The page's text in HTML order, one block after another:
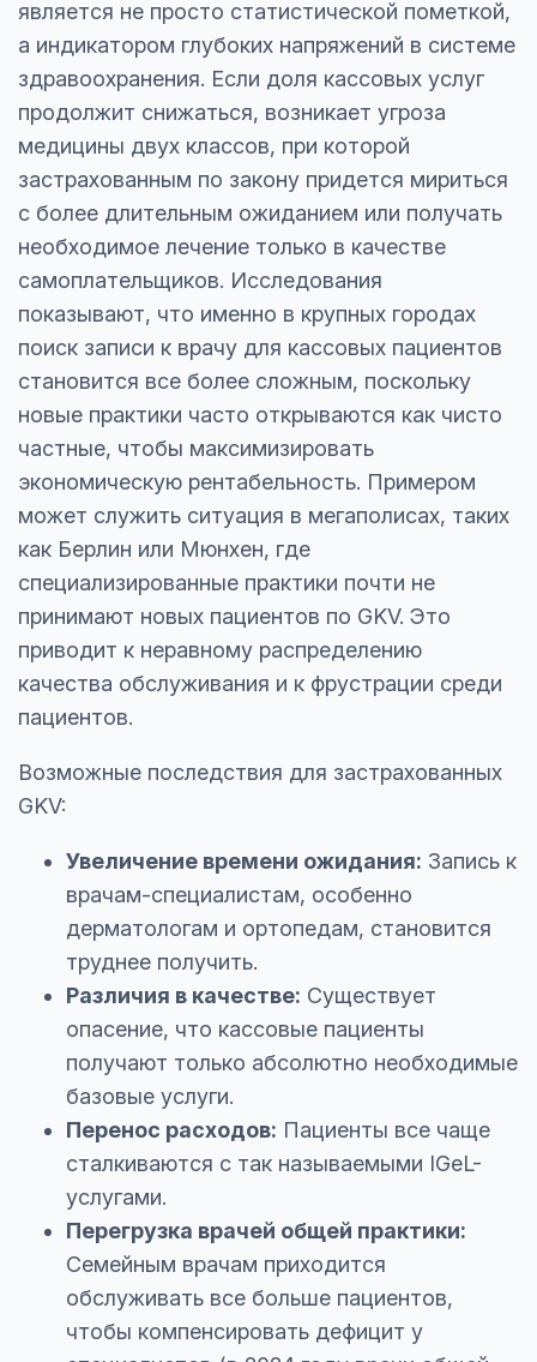
является не просто статистической пометкой,
а индикатором глубоких напряжений в системе
здравоохранения. Если доля кассовых услуг
продолжит снижаться, возникает угроза
медицины двух классов, при которой
застрахованным по закону придется мириться
с более длительным ожиданием или получать
необходимое лечение только в качестве
самоплательщиков. Исследования
показывают, что именно в крупных городах
поиск записи к врачу для кассовых пациентов
становится все более сложным, поскольку
новые практики часто открываются как чисто
частные, чтобы максимизировать
экономическую рентабельность. Примером
может служить ситуация в мегаполисах, таких
как Берлин или Мюнхен, где
специализированные практики почти не
принимают новых пациентов по GKV. Это
приводит к неравному распределению
качества обслуживания и к фрустрации среди
пациентов.
Возможные последствия для застрахованных
GKV:
Увеличение времени ожидания: Запись к
врачам-специалистам, особенно
дерматологам и ортопедам, становится
труднее получить.
Различия в качестве: Существует
опасение, что кассовые пациенты
получают только абсолютно необходимые
базовые услуги.
Перенос расходов: Пациенты все чаще
сталкиваются с так называемыми IGeL-
услугами.
Перегрузка врачей общей практики:
Семейным врачам приходится
обслуживать все больше пациентов,
чтобы компенсировать дефицит у